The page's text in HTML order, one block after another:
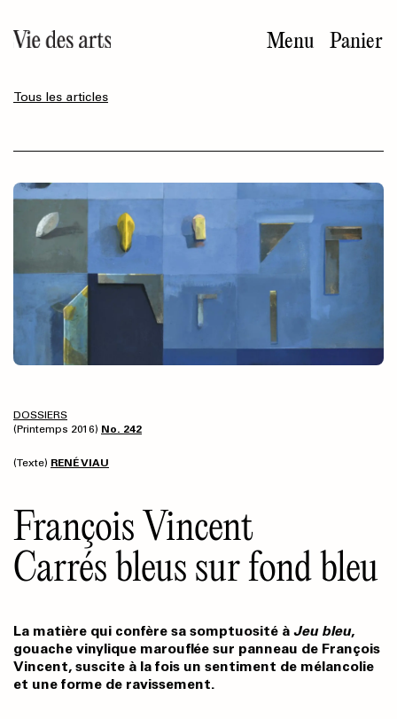
au
contenu
Menu Panier
Tous les articles
DOSSIERS
(Printemps 2016) No. 242
(Texte) RENÉ VIAU
François Vincent
Carrés bleus sur fond bleu
La matière qui confère sa somptuosité à Jeu bleu,
gouache vinylique marouflée sur panneau de François
Vincent, suscite à la fois un sentiment de mélancolie
et une forme de ravissement.